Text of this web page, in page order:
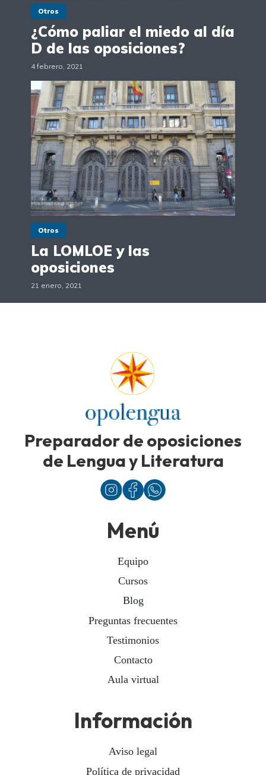
Otros
¿Cómo paliar el miedo al día
D de las oposiciones?
4 febrero, 2021
Otros
La LOMLOE y las
oposiciones
21 enero, 2021
Preparador de oposiciones
de Lengua y Literatura
Menú
Equipo
Cursos
Blog
Preguntas frecuentes
Testimonios
Contacto
Aula virtual
Información
Aviso legal
Política de privacidad